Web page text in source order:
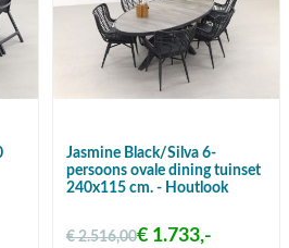
Jasmine Black/Silva 6-
persoons ovale dining tuinset
240x115 cm. - Houtlook
€ 2.516,00€ 1.733,-